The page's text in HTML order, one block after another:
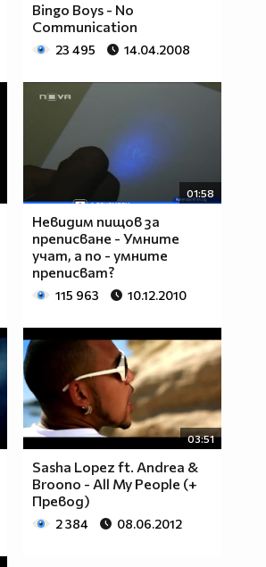
Bingo Boys - No
Communication
23 495 14.04.2008
01:58
Невидим пищов за
преписване - Умните
учат, а по - умните
преписват?
115 963 10.12.2010
03:51
Sasha Lopez ft. Andrea &
Broono - All My People (+
Превод)
2 384 08.06.2012